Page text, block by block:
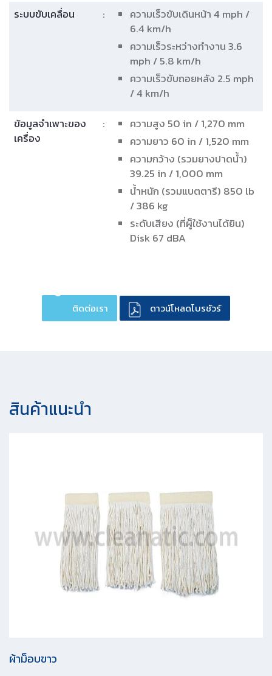
66 for T-1038, 72 for T-1040, 78 for T-1042
B5 เครื่องขัดและปั่นเงาพื้นแบบเดินตาม -20″
รายละเอียด
ถังน้ำสำหรับงานเช็ดกระจก 2 ช่อง